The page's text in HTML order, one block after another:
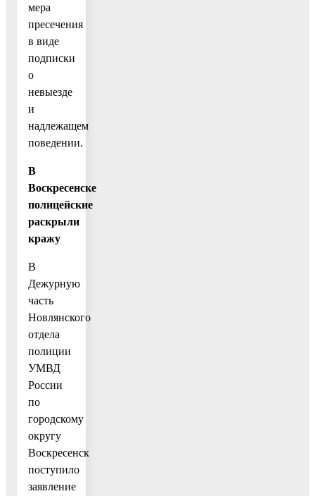
мера
пресечения
в виде
подписки
о
невыезде
и
надлежащем
поведении.
В
Воскресенске
полицейские
раскрыли
кражу
В
Дежурную
часть
Новлянского
отдела
полиции
УМВД
России
по
городскому
округу
Воскресенск
поступило
заявление